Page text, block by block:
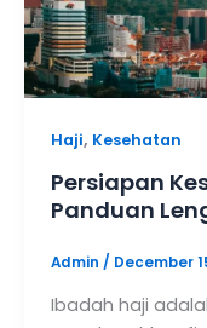
Haji, Kesehatan
Persiapan
Panduan
Admin / December
Ibadah haji